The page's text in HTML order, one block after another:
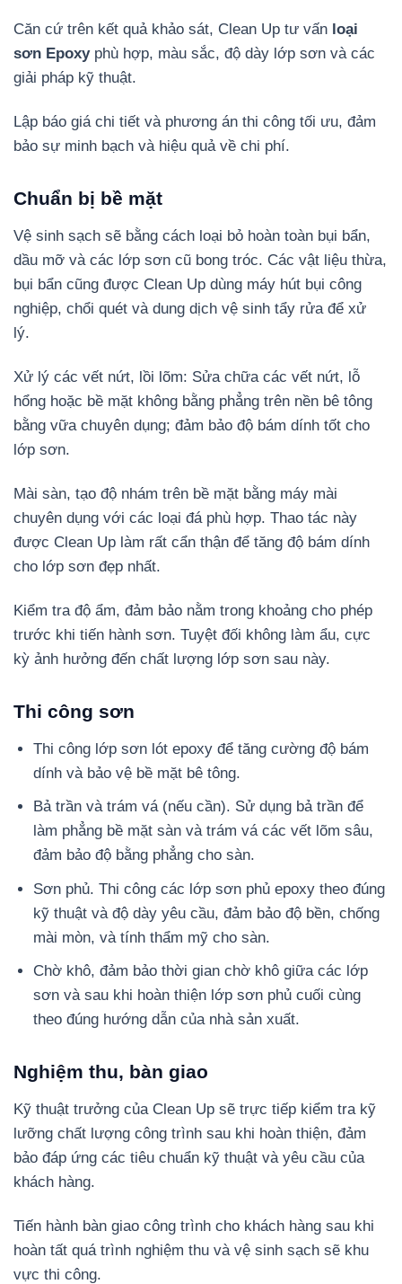
Căn cứ trên kết quả khảo sát, Clean Up tư vấn loại
sơn Epoxyphù hợp, màu sắc, độ dày lớp sơn và các
giải pháp kỹ thuật.
Lập báo giá chi tiết và phương án thi công tối ưu, đảm
bảo sự minh bạch và hiệu quả về chi phí.
Chuẩn bị bề mặt
Vệ sinh sạch sẽ bằng cách loại bỏ hoàn toàn bụi bẩn,
dầu mỡ và các lớp sơn cũ bong tróc. Các vật liệu thừa,
bụi bẩn cũng được Clean Up dùng máy hút bụi công
nghiệp, chổi quét và dung dịch vệ sinh tẩy rửa để xử
lý.
Xử lý các vết nứt, lồi lõm: Sửa chữa các vết nứt, lỗ
hổng hoặc bề mặt không bằng phẳng trên nền bê tông
bằng vữa chuyên dụng; đảm bảo độ bám dính tốt cho
lớp sơn.
Mài sàn, tạo độ nhám trên bề mặt bằng máy mài
chuyên dụng với các loại đá phù hợp. Thao tác này
được Clean Up làm rất cẩn thận để tăng độ bám dính
cho lớp sơn đẹp nhất.
Kiểm tra độ ẩm, đảm bảo nằm trong khoảng cho phép
trước khi tiến hành sơn. Tuyệt đối không làm ẩu, cực
kỳ ảnh hưởng đến chất lượng lớp sơn sau này.
Thi công sơn
Thi công lớp sơn lót epoxy để tăng cường độ bám
dính và bảo vệ bề mặt bê tông.
Bả trần và trám vá (nếu cần). Sử dụng bả trần để
làm phẳng bề mặt sàn và trám vá các vết lõm sâu,
đảm bảo độ bằng phẳng cho sàn.
Sơn phủ. Thi công các lớp sơn phủ epoxy theo đúng
kỹ thuật và độ dày yêu cầu, đảm bảo độ bền, chống
mài mòn, và tính thẩm mỹ cho sàn.
Chờ khô, đảm bảo thời gian chờ khô giữa các lớp
sơn và sau khi hoàn thiện lớp sơn phủ cuối cùng
theo đúng hướng dẫn của nhà sản xuất.
Nghiệm thu, bàn giao
Kỹ thuật trưởng của Clean Up sẽ trực tiếp kiểm tra kỹ
lưỡng chất lượng công trình sau khi hoàn thiện, đảm
bảo đáp ứng các tiêu chuẩn kỹ thuật và yêu cầu của
khách hàng.
Tiến hành bàn giao công trình cho khách hàng sau khi
hoàn tất quá trình nghiệm thu và vệ sinh sạch sẽ khu
vực thi công.